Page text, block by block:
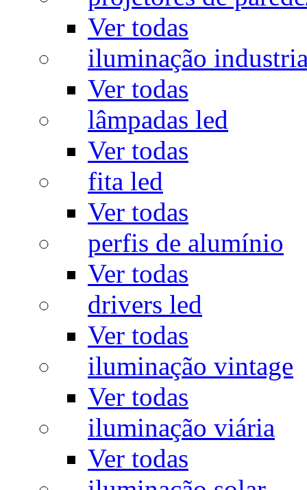
Ver todas
iluminação
Ver todas
lâmpadas led
Ver todas
fita led
Ver todas
perfis de alumínio
Ver todas
drivers led
Ver todas
iluminação vintage
Ver todas
iluminação viária
Ver todas